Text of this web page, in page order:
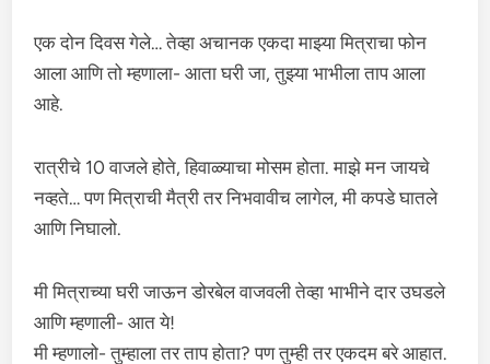
एक दोन दिवस गेले… तेव्हा अचानक एकदा माझ्या मित्राचा फोन
आला आणि तो म्हणाला- आता घरी जा, तुझ्या भाभीला ताप आला
आहे.
रात्रीचे 10 वाजले होते, हिवाळ्याचा मोसम होता. माझे मन जायचे
नव्हते… पण मित्राची मैत्री तर निभवावीच लागेल, मी कपडे घातले
आणि निघालो.
मी मित्राच्या घरी जाऊन डोरबेल वाजवली तेव्हा भाभीने दार उघडले
आणि म्हणाली- आत ये!
मी म्हणालो- तुम्हाला तर ताप होता? पण तुम्ही तर एकदम बरे आहात.